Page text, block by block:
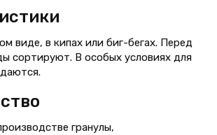
виде, в кипах или биг-бегах. Перед
сортируют. В особых условиях для
гранулы,